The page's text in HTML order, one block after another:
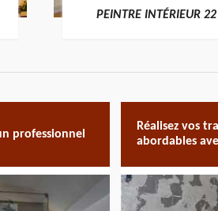
PEINTRE INTÉRIEUR 22
professionnel
Réalisez vos
abordables